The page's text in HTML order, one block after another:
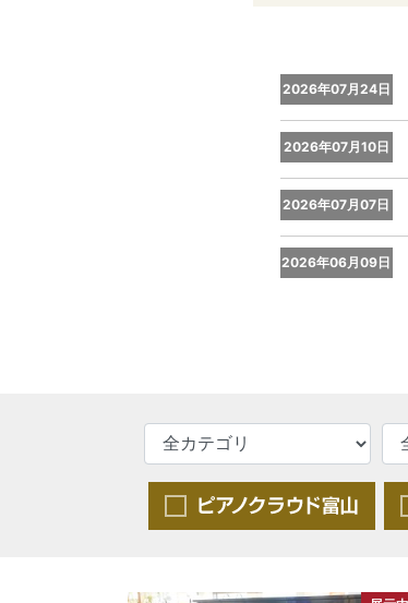
2026年07月24日
2026年07月10日
2026年07月07日
2026年06月09日